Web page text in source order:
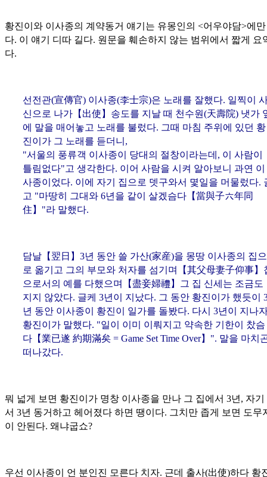
황진이와 이사종의 계약동거 얘기는 유몽인의 <어우야담>에
다. 이 얘기 디따 길다. 원문을 훼손하지 않는 범위에서 짧게 요
다.
선전관(宣傳官) 이사종(李士宗)은 노래를 잘했다. 일찍이
신으로 나가【 出使 】송도를 지날 때 천수원(天壽院) 냇가
에 말을 매어놓고 노래를 불렀다. 그때 마침 주위에 있던 황
진이가 그 노래를 듣더니,
"서울의 풍류객 이사종이 당대의 절창이라는데, 이 사람이
틀림없다"고 생각한다. 이어 사람을 시켜 알아보니 과연 이
사종이었다. 이에 자기 집으로 뎃구와서 몇일을 머물렀다.
고 "마땅히 그대와 6년을 같이 살겠슴다【當與子六年同
住 】"라 말했다.
담날【 翌日 】3년 동안 쓸 가산(家産)을 몽땅 이사종의 집으
로 옮기고 그의 부모와 처자를 섬기며【其父母妻子仰事】
으로서의 예를 다했으며【盡妾婦禮】그 집 신세는 조금도
지지 않았다. 글케 3년이 지났다. 그 동안 황진이가 했듯이
년 동안 이사종이 황진이 일가를 돌봤다. 다시 3년이 지나
황진이가 말했다. "일이 이미 이뤄지고 약속한 기한이 찼슴
다【業已遂 約期滿矣 = Game Set Time Over】". 말을 마치
떠나갔다.
뭐 넓게 보면 황진이가 명창 이사종을 만나 그 집에서 3년, 자기
서 3년 동거하고 헤어졌다 하면 땡이다. 그치만 좁게 보면 도무
이 안된다. 왜냐굽쇼?
우선 이사종이 언 분인진 모른다 치자. 근데 출사(出使)하다 황